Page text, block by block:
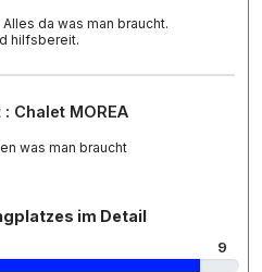
da was man braucht.
hilfsbereit.
Chalet MOREA
was man braucht
im Detail
9